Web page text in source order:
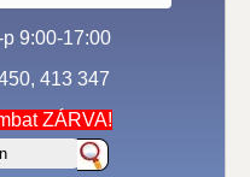
9:00-17:00
413 347
ZÁRVA!